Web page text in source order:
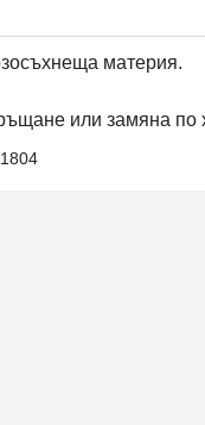
материя.
или замяна по